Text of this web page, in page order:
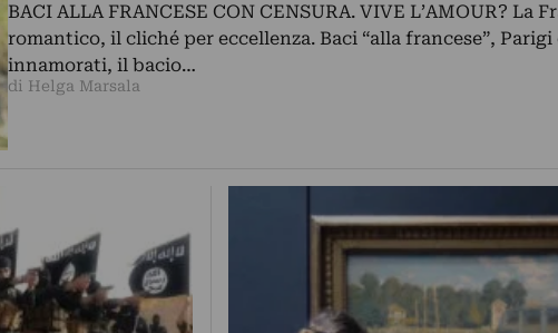
BACI ALLA FRANCESE CON CENSURA. VIVE L’AMOUR? La
romantico, il cliché per eccellenza. Baci “alla francese”,
innamorati, il bacio…
di Helga Marsala